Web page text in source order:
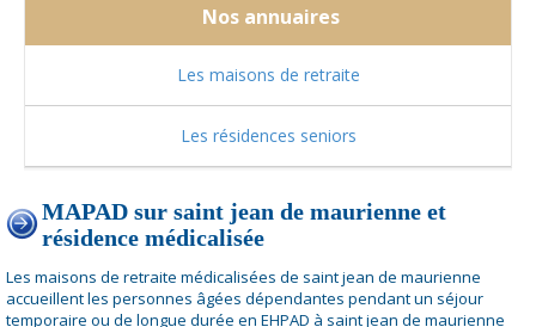
Nos annuaires
Les maisons de retraite
Les résidences seniors
MAPAD sur saint jean de maurienne et
résidence médicalisée
Les maisons de retraite médicalisées de saint jean de maurienne
accueillent les personnes âgées dépendantes pendant un séjour
temporaire ou de longue durée en EHPAD à saint jean de maurienne